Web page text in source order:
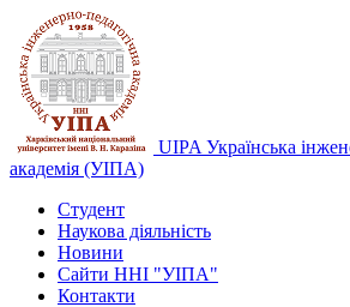
UIPA Українська
академія (УІПА)
Студент
Наукова діяльність
Новини
Сайти ННІ "УІПА"
Контакти